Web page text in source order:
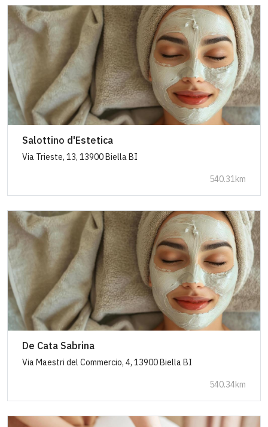
Salottino d'Estetica
Via Trieste, 13, 13900 Biella BI
540.31km
De Cata Sabrina
Via Maestri del Commercio, 4, 13900 Biella BI
540.34km